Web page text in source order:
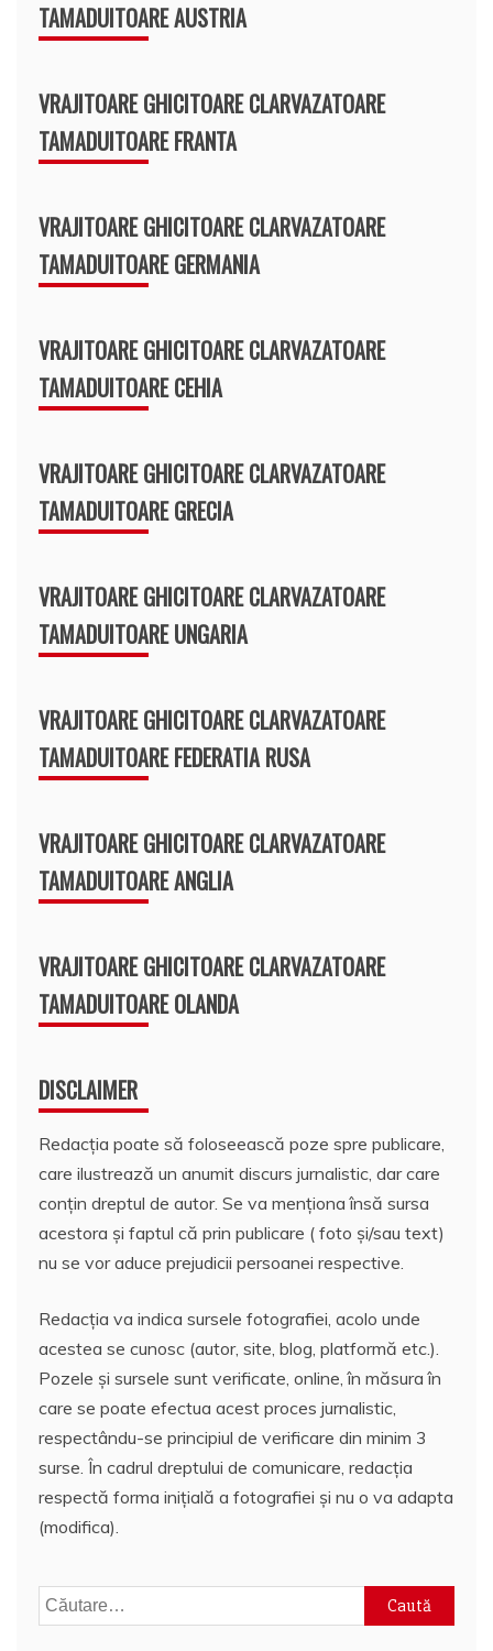
TAMADUITOARE AUSTRIA
VRAJITOARE GHICITOARE CLARVAZATOARE
TAMADUITOARE FRANTA
VRAJITOARE GHICITOARE CLARVAZATOARE
TAMADUITOARE GERMANIA
VRAJITOARE GHICITOARE CLARVAZATOARE
TAMADUITOARE CEHIA
VRAJITOARE GHICITOARE CLARVAZATOARE
TAMADUITOARE GRECIA
VRAJITOARE GHICITOARE CLARVAZATOARE
TAMADUITOARE UNGARIA
VRAJITOARE GHICITOARE CLARVAZATOARE
TAMADUITOARE FEDERATIA RUSA
VRAJITOARE GHICITOARE CLARVAZATOARE
TAMADUITOARE ANGLIA
VRAJITOARE GHICITOARE CLARVAZATOARE
TAMADUITOARE OLANDA
DISCLAIMER
Redacția poate să foloseească poze spre publicare,
care ilustrează un anumit discurs jurnalistic, dar care
conțin dreptul de autor. Se va menționa însă sursa
acestora și faptul că prin publicare ( foto și/sau text)
nu se vor aduce prejudicii persoanei respective.
Redacția va indica sursele fotografiei, acolo unde
acestea se cunosc (autor, site, blog, platformă etc.).
Pozele și sursele sunt verificate, online, în măsura în
care se poate efectua acest proces jurnalistic,
respectându-se principiul de verificare din minim 3
surse. În cadrul dreptului de comunicare, redacția
respectă forma inițială a fotografiei și nu o va adapta
(modifica).
Caută
după: